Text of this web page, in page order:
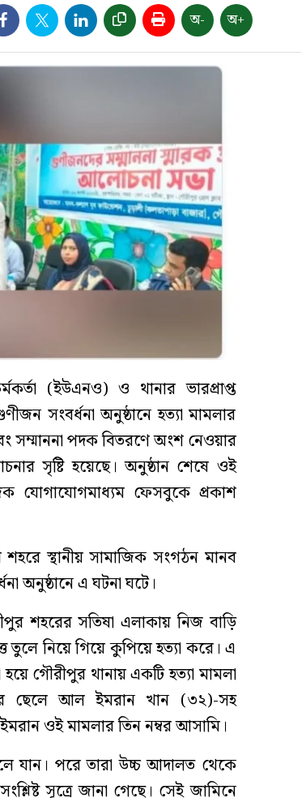
অ- অ+
(ইউএনও) ও থানার ভারপ্রাপ্ত
সংবর্ধনা অনুষ্ঠানে হত্যা মামলার
সম্মাননা পদক বিতরণে অংশ নেওয়ার
সৃষ্টি হয়েছে। অনুষ্ঠান শেষে ওই
যোগাযোগমাধ্যম ফেসবুকে প্রকাশ
স্থানীয় সামাজিক সংগঠন মানব
অনুষ্ঠানে এ ঘটনা ঘটে।
শহরের সতিষা এলাকায় নিজ বাড়ি
তুলে নিয়ে গিয়ে কুপিয়ে হত্যা করে। এ
হয়ে গৌরীপুর থানায় একটি হত্যা মামলা
ছেলে আল ইমরান খান (৩২)-সহ
ওই মামলার তিন নম্বর আসামি।
যান। পরে তারা উচ্চ আদালত থেকে
সূত্রে জানা গেছে। সেই জামিনে